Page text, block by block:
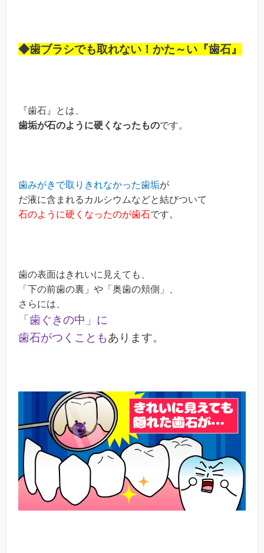
◆歯ブラシでも取れない！かた～い『歯石』
『歯石』とは、
歯垢が石のように硬くなったものです。
歯みがきで取りきれなかった歯垢が
だ液に含まれるカルシウムなどと結びついて
石のように硬くなったのが歯石です。
歯の表面はきれいに見えても、
「下の前歯の裏」や「奥歯の頬側」、
さらには、
「歯ぐきの中」に
歯石がつくこともあります。